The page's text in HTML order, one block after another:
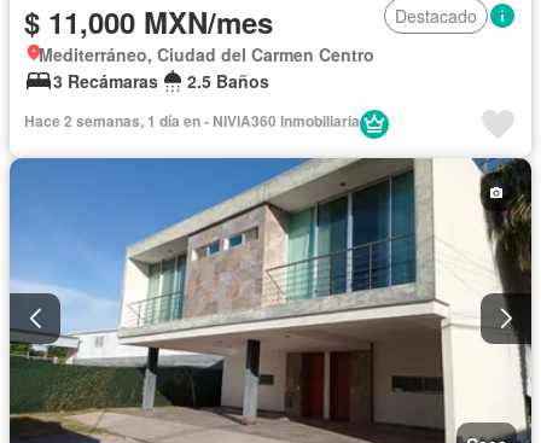
$ 11,000 MXN/mes
Destacado
Mediterráneo, Ciudad del Carmen Centro
3 Recámaras
2.5 Baños
Hace 2 semanas, 1 día en - NIVIA360 Inmobiliaria